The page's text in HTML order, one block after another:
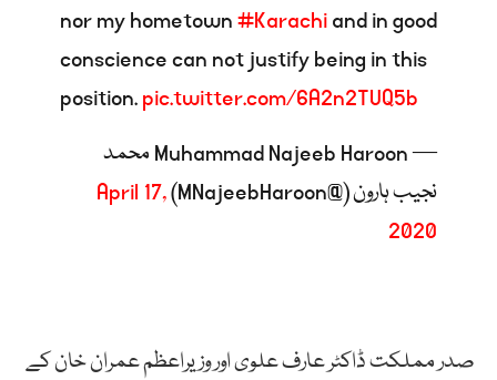
nor my hometown#Karachiand in good
conscience can not justify being in this
position.pic.twitter.com/6A2n2TUQ5b
— Muhammad Najeeb Haroon محمد
نجیب ہارون (@MNajeebHaroon)
April 17,
2020
صدر مملکت ڈاکٹر عارف علوی اور وزیراعظم عمران خان کے